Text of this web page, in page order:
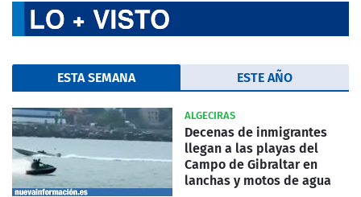
ESTA SEMANA ESTE AÑO
ALGECIRAS
Decenas de inmigrantes
llegan a las playas del
Campo de Gibraltar en
lanchas y motos de agua